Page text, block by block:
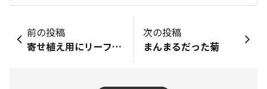
前の投稿
寄せ植え用にリーフたちをお迎えしました🎶
次の投稿
まんまるだった菊